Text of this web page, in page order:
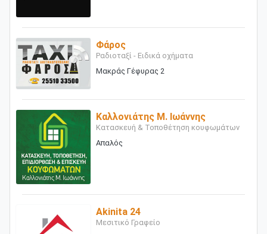
Φάρος
Ραδιοταξί - Ειδικά οχήματα
Μακράς Γέφυρας 2
Καλλονιάτης Μ. Ιωάννης
Κατασκευή & Τοποθέτηση κουφωμάτων
Απαλός
Akinita 24
Μεσιτικό Γραφείο